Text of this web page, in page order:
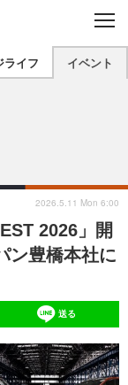
C
O
S
E
を地域から探す
陸
西
ライフ イベント
2026」開
ン豊橋本社に
2026.5.11 Mon 6:00
送る